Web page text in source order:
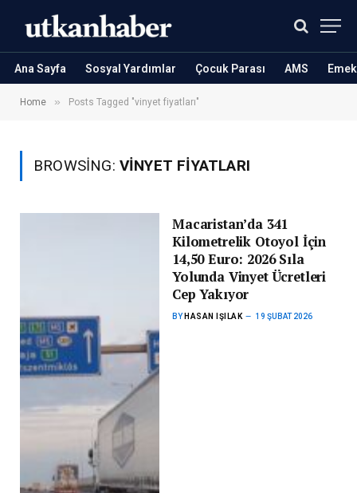
Ana Sayfa Sosyal Yardımlar Çocuk Parası AMS
Home » Posts Tagged "vinyet fiyatları"
BROWSING: VINYET FIYATLARI
Macaristan’da 341
Kilometrelik Otoyol İçin
14,50 Euro: 2026 Sıla
Yolunda Vinyet Ücretleri
Cep Yakıyor
BY HASAN IŞILAK 19 ŞUBAT 2026